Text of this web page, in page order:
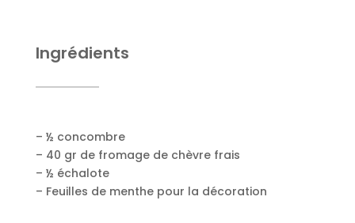
Ingrédients
– ½ concombre
– 40 gr de fromage de chèvre frais
– ½ échalote
– Feuilles de menthe pour la décoration